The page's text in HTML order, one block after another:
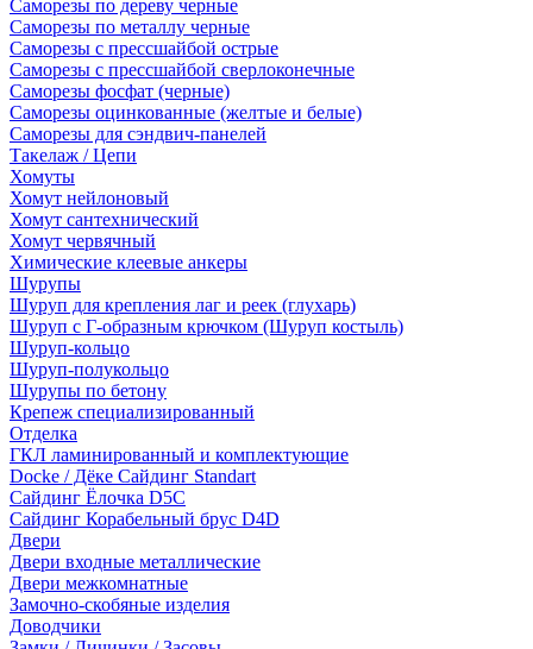
Саморезы по дереву черные
Саморезы по металлу черные
Саморезы с прессшайбой острые
Саморезы с прессшайбой сверлоконечные
Саморезы фосфат (черные)
Саморезы оцинкованные (желтые и белые)
Саморезы для сэндвич-панелей
Такелаж / Цепи
Хомуты
Хомут нейлоновый
Хомут сантехнический
Хомут червячный
Химические клеевые анкеры
Шурупы
Шуруп для крепления лаг и реек (глухарь)
Шуруп с Г-образным крючком (Шуруп костыль)
Шуруп-кольцо
Шуруп-полукольцо
Шурупы по бетону
Крепеж специализированный
Отделка
ГКЛ ламинированный и комплектующие
Docke / Дёке Сайдинг Standart
Сайдинг Ёлочка D5C
Сайдинг Корабельный брус D4D
Двери
Двери входные металлические
Двери межкомнатные
Замочно-скобяные изделия
Доводчики